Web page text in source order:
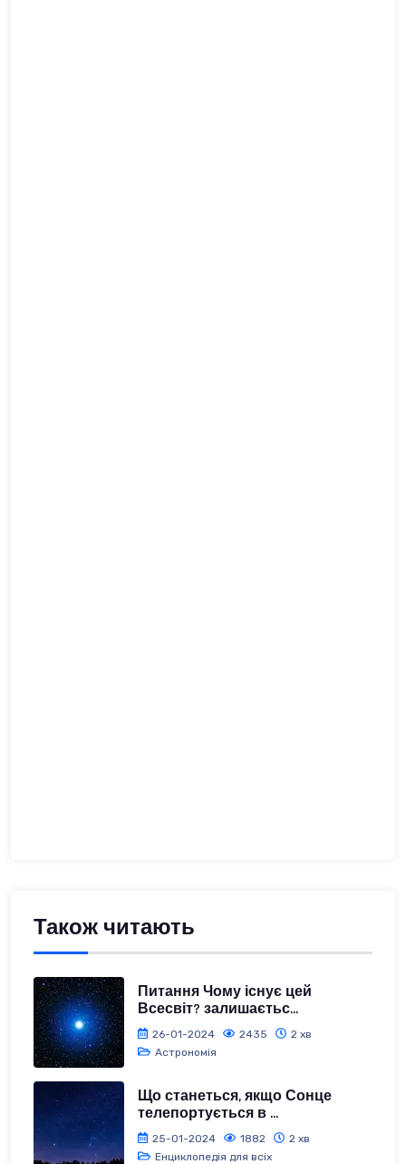
Також читають
Питання Чому існує цей
Всесвіт? залишаєтьс...
26-01-2024 2435
2 хв
Астрономія
Що станеться, якщо Сонце
телепортується в ...
25-01-2024 1882
2 хв
Енциклопедія для всіх